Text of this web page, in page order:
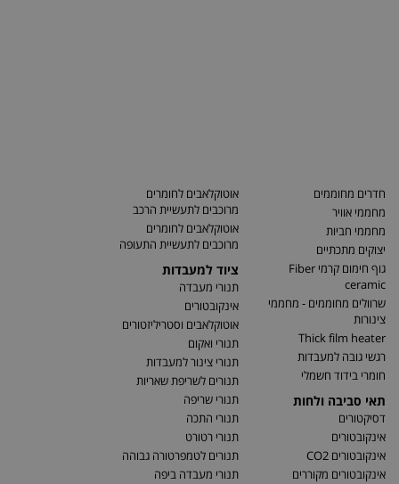
חדרים מחוממים
מחממי אוויר
מחממי חביות
יצוקים מתכתיים
גוף חימום קרמי Fiber
ceramic
שרוולים מחוממים - מחממי
צינורות
Thick film heater
רגשי גובה למעבדות
חומרי בידוד חשמלי
תאי סביבה ולחות
דסיקטורים
אינקובטורים
אינקובטורים CO2
אינקובטורים מקוררים
אוטוקלאבים לחומרים
מרוכבים לתעשיית הרכב
אוטוקלאבים לחומרים
מרוכבים לתעשיית התעופה
ציוד למעבדות
תנורי מעבדה
אינקובטורים
אוטוקלאבים וסטריליזטורים
תנורי ואקום
תנורי צינור למעבדות
תנורים לשריפת שאריות
תנורי שריפה
תנורי התכה
תנורי רטורט
תנורים לטמפרטורה גבוהה
תנורי מעבדה ביפה